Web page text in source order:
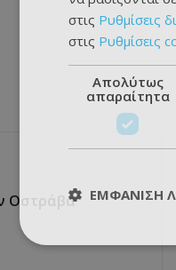
Οστράβα
στις Ρυθμίσεις
στις Ρυθμίσεις
Απολύτως
απαραίτητα
ΕΜΦΆΝΙΣΗ